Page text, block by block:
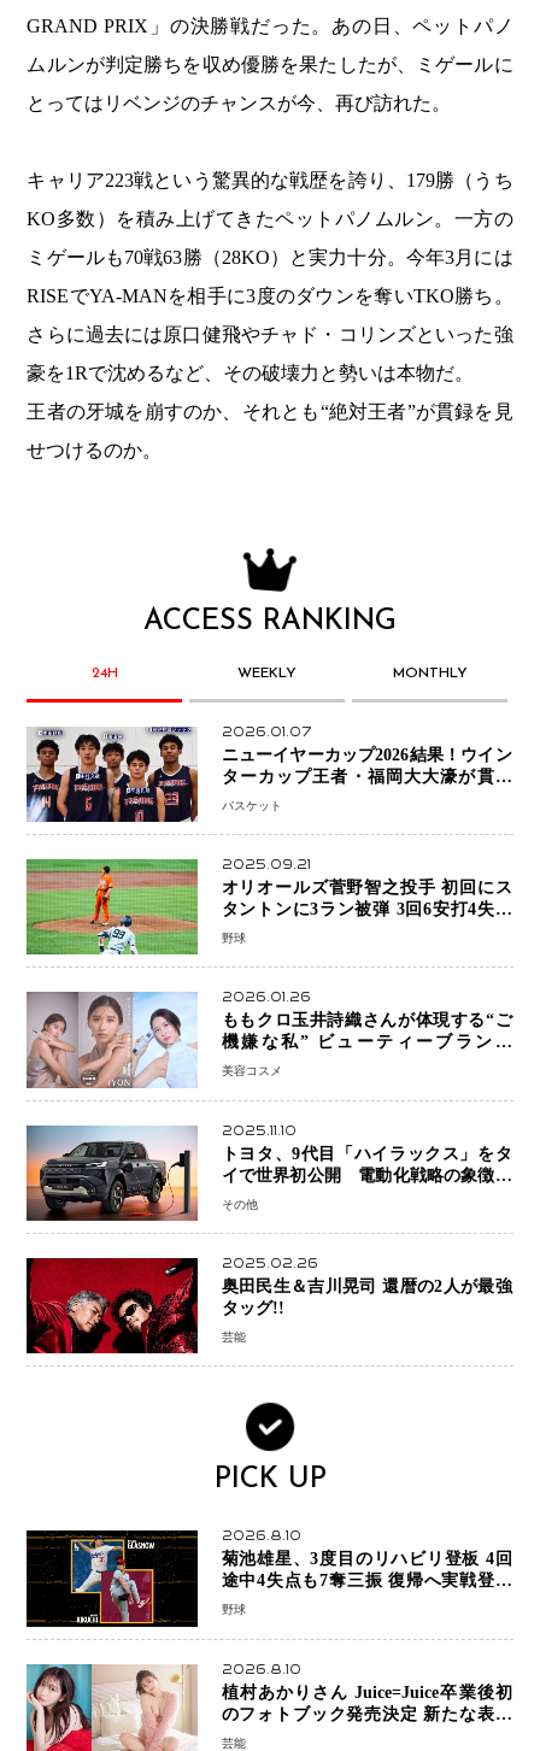
GRAND PRIX」の決勝戦だった。あの日、ペットパノ
ムルンが判定勝ちを収め優勝を果たしたが、ミゲールに
とってはリベンジのチャンスが今、再び訪れた。
キャリア223戦という驚異的な戦歴を誇り、179勝（うち
KO多数）を積み上げてきたペットパノムルン。一方の
ミゲールも70戦63勝（28KO）と実力十分。今年3月には
RISEでYA-MANを相手に3度のダウンを奪いTKO勝ち。
さらに過去には原口健飛やチャド・コリンズといった強
豪を1Rで沈めるなど、その破壊力と勢いは本物だ。
王者の牙城を崩すのか、それとも“絶対王者”が貫録を見
せつけるのか。
ACCESS RANKING
24H WEEKLY MONTHLY
2026.01.07
ニューイヤーカップ2026結果！ウイン
ターカップ王者・福岡大大濠が貫禄
V！ 東山は“背番号継承”で新たな物語
バスケット
2025.09.21
オリオールズ菅野智之投手 初回にス
タントンに3ラン被弾 3回6安打4失点
で降板
野球
2026.01.26
ももクロ玉井詩織さんが体現する“ご
機嫌な私” ビューティーブランド
「iYON」が描く新しいスキンケア体
美容コスメ
2025.11.10
トヨタ、9代目「ハイラックス」をタ
イで世界初公開 電動化戦略の象徴と
なるBEVモデルを初設定
その他
2025.02.26
奥田民生＆吉川晃司 還暦の2人が最強
タッグ!!
芸能
PICK UP
2026.8.10
菊池雄星、3度目のリハビリ登板 4回
途中4失点も7奪三振 復帰へ実戦登板
を重ねる
野球
2026.8.10
植村あかりさん Juice=Juice卒業後初
のフォトブック発売決定 新たな表現
者としての“今”を凝縮
芸能